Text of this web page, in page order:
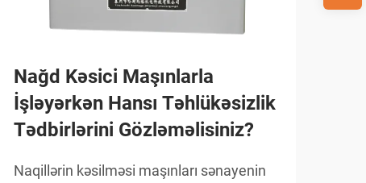
Nağd Kəsici Maşınlarla
İşləyərkən Hansı Təhlükəsizlik
Tədbirlərini Gözləməlisiniz?
Naqillərin kəsilməsi maşınları sənayenin